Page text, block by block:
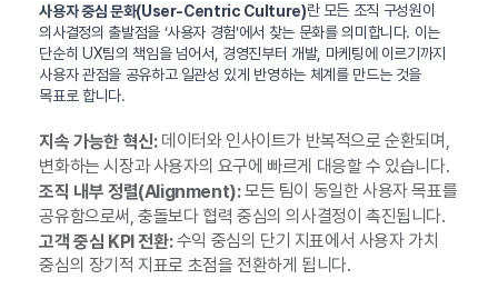
사용자 중심 문화(User-Centric Culture)란 모든 조직 구성원이
의사결정의 출발점을 ‘사용자 경험’에서 찾는 문화를 의미합니다. 이는
단순히 UX팀의 책임을 넘어서, 경영진부터 개발, 마케팅에 이르기까지
사용자 관점을 공유하고 일관성 있게 반영하는 체계를 만드는 것을
목표로 합니다.
지속 가능한 혁신:데이터와 인사이트가 반복적으로 순환되며,
변화하는 시장과 사용자의 요구에 빠르게 대응할 수 있습니다.
조직 내부 정렬(Alignment):모든 팀이 동일한 사용자 목표를
공유함으로써, 충돌보다 협력 중심의 의사결정이 촉진됩니다.
고객 중심 KPI 전환:수익 중심의 단기 지표에서 사용자 가치
중심의 장기적 지표로 초점을 전환하게 됩니다.